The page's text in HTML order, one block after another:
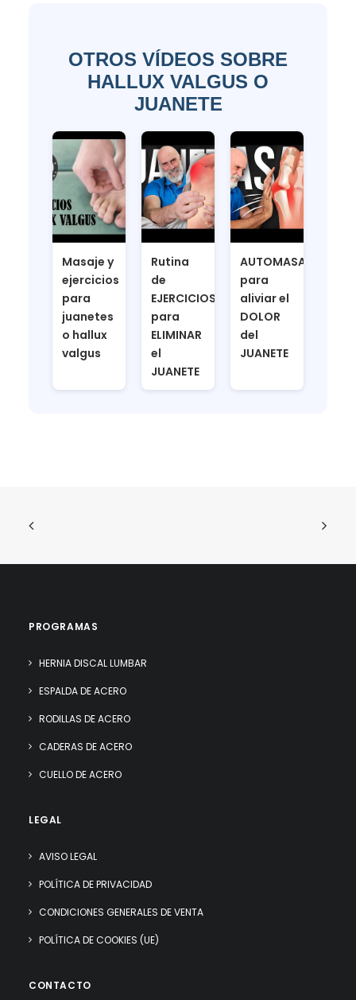
OTROS VÍDEOS SOBRE
HALLUX VALGUS O
JUANETE
Masaje y
ejercicios
para
juanetes
o hallux
valgus
Rutina
de
EJERCICIOS
para
ELIMINAR
el
JUANETE
AUTOMASAJE
para
aliviar el
DOLOR
del
JUANETE
PROGRAMAS
HERNIA DISCAL LUMBAR
ESPALDA DE ACERO
RODILLAS DE ACERO
CADERAS DE ACERO
CUELLO DE ACERO
LEGAL
AVISO LEGAL
POLÍTICA DE PRIVACIDAD
CONDICIONES GENERALES DE VENTA
POLÍTICA DE COOKIES (UE)
CONTACTO